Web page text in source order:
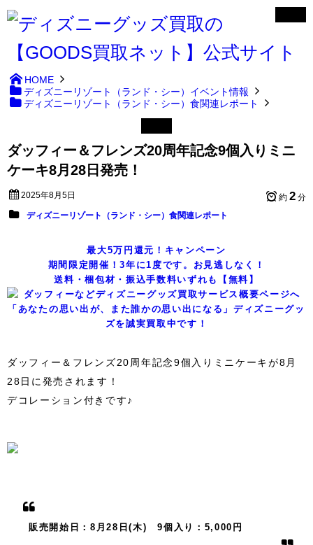
HOME
ディズニーリゾート（ランド・シー）イベント情報
ディズニーリゾート（ランド・シー）食関連レポート
ダッフィー＆フレンズ20周年記念9個入りミニ
ケーキ8月28日発売！
2025年8月5日 約 2 分
ディズニーリゾート（ランド・シー）食関連レポート
最大5万円還元！キャンペーン
期間限定開催！3年に1度です。お見逃しなく！
送料・梱包材・振込手数料いずれも【無料】
「あなたの思い出が、また誰かの思い出になる」ディズニーグッ
ズを誠実買取中です！
ダッフィー＆フレンズ20周年記念9個入りミニケーキが8月
28日に発売されます！
デコレーション付きです♪
販売開始日：8月28日(木) 9個入り：5,000円